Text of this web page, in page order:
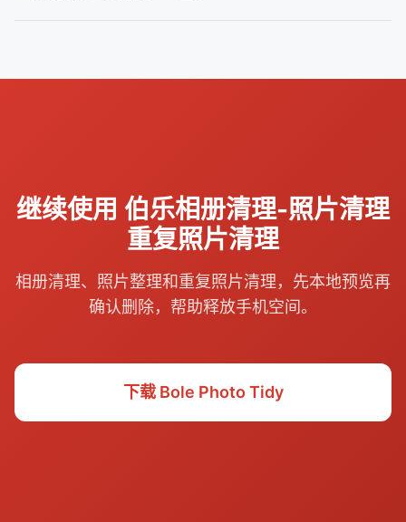
继续使用 伯乐相册清理-照片清理
重复照片清理
相册清理、照片整理和重复照片清理，先本地预览再
确认删除，帮助释放手机空间。
下载 Bole Photo Tidy